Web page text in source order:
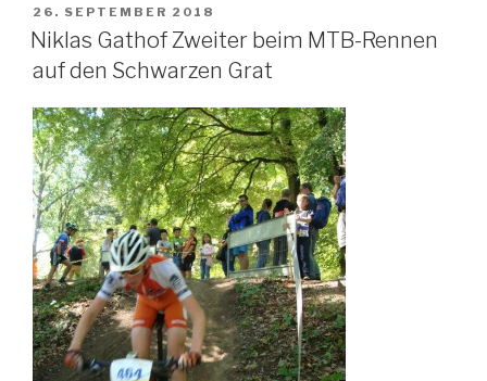
VERÖFFENTLICHT
AM
26. SEPTEMBER 2018
Niklas Gathof Zweiter beim MTB-Rennen
auf den Schwarzen Grat